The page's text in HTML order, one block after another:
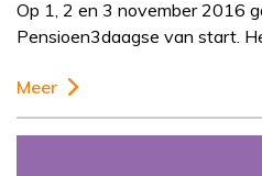
Op 1, 2 en 3 november 2016
Pensioen3daagse van start.
Meer